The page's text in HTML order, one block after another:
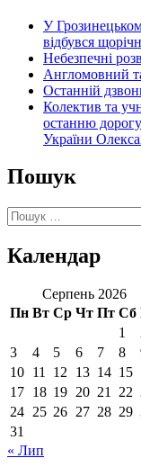
У
відбувся
Небезпечні
Англомовний
Останній
Колектив та
останню
України
Пошук
Пошук:
Календар
Серпень 2026
Пн Вт Ср Чт Пт Сб
1
3
4 5 6 7 8
10 11 12 13 14 15
17 18 19 20 21 22
24 25 26 27 28 29
31
« Лип